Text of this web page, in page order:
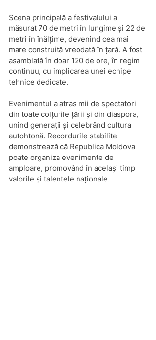
Scena principală a festivalului a
măsurat 70 de metri în lungime și 22 de
metri în înălțime, devenind cea mai
mare construită vreodată în țară. A fost
asamblată în doar 120 de ore, în regim
continuu, cu implicarea unei echipe
tehnice dedicate.
Evenimentul a atras mii de spectatori
din toate colțurile țării și din diaspora,
unind generații și celebrând cultura
autohtonă. Recordurile stabilite
demonstrează că Republica Moldova
poate organiza evenimente de
amploare, promovând în același timp
valorile și talentele naționale.